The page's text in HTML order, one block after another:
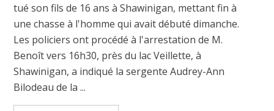
tué son fils de 16 ans à Shawinigan, mettant fin à
une chasse à l'homme qui avait débuté dimanche.
Les policiers ont procédé à l'arrestation de M.
Benoît vers 16h30, près du lac Veillette, à
Shawinigan, a indiqué la sergente Audrey-Ann
Bilodeau de la ...